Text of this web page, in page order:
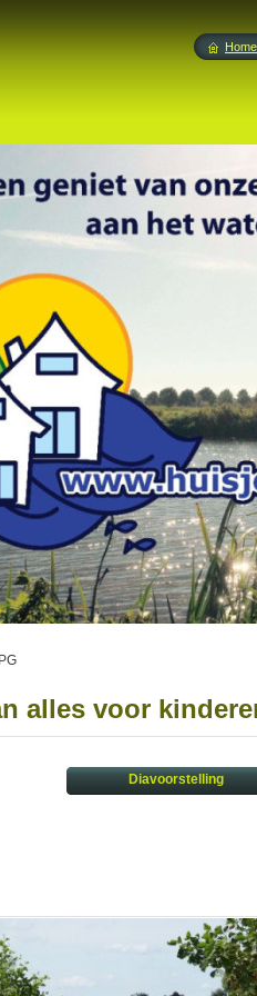
alles voor
Diavoorstelling